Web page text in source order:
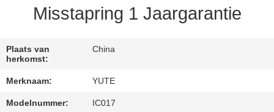
VERZOEK
OM EEN
CITAAT
SITEMAP
Misstapring 1 Jaargarantie
Plaats van
herkomst:
China
Merknaam: YUTE
Modelnummer: IC017